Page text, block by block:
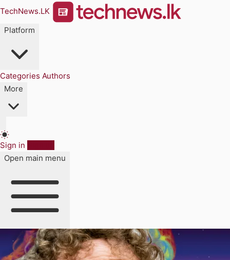
TechNews.LK
Platform
Categories Authors
More
Sign in
Open main menu